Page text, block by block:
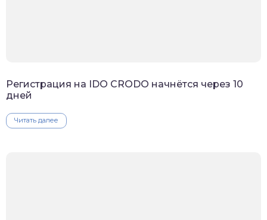
Регистрация на IDO CRODO начнётся через 10
дней
Читать далее